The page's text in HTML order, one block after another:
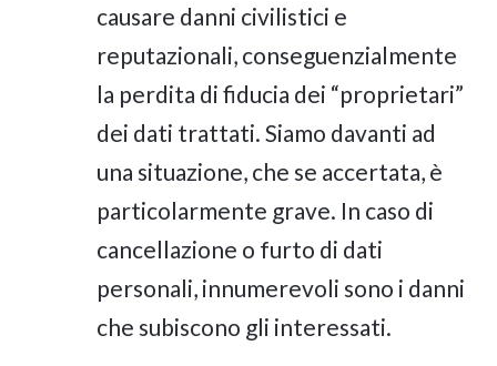
causare danni civilistici e
reputazionali, conseguenzialmente
la perdita di fiducia dei “proprietari”
dei dati trattati. Siamo davanti ad
una situazione, che se accertata, è
particolarmente grave. In caso di
cancellazione o furto di dati
personali, innumerevoli sono i danni
che subiscono gli interessati.